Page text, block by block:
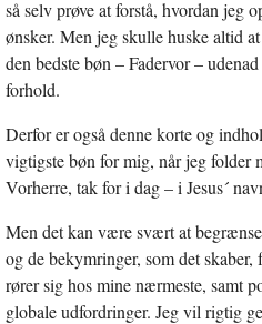
så selv prøve at forstå, hvordan jeg
ønsker. Men jeg skulle huske altid
den bedste bøn – Fadervor –
forhold.
Derfor er også denne korte og
vigtigste bøn for mig, når jeg folder
Vorherre, tak for i dag – i Jesus´
Men det kan være svært at
og de bekymringer, som det
rører sig hos mine nærmeste, samt
globale udfordringer. Jeg vil rigtig